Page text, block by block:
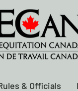
& Officials